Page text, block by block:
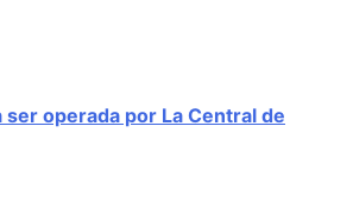
ser operada por La Central de